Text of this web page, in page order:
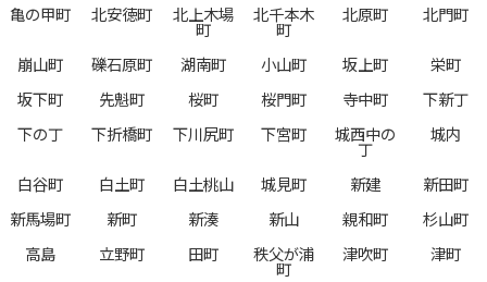
亀の甲町
北安徳町 北上木場
町
北千本木
町
北原町 北門町
崩山町 礫石原町 湖南町 小山町 坂上町
栄町
坂下町
先魁町 桜町 桜門町 寺中町
下新丁
下の丁
下折橋町 下川尻町 下宮町 城西中の
丁
城内
白谷町 白土町 白土桃山 城見町 新建
新田町
新馬場町
新町 新湊 新山 親和町
杉山町
高島
立野町 田町 秩父が浦
町
津吹町 津町